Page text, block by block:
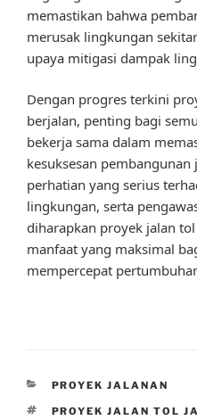
memastikan bahwa
merusak lingkungan
upaya mitigasi dampak
Dengan progres terkini
berjalan, penting bagi
bekerja sama dalam
kesuksesan
perhatian yang serius
lingkungan, serta
diharapkan proyek jalan
manfaat yang maksimal
mempercepat
CATEGORIES
PROYEK JALANAN
TAGS
PROYEK JALAN TOL